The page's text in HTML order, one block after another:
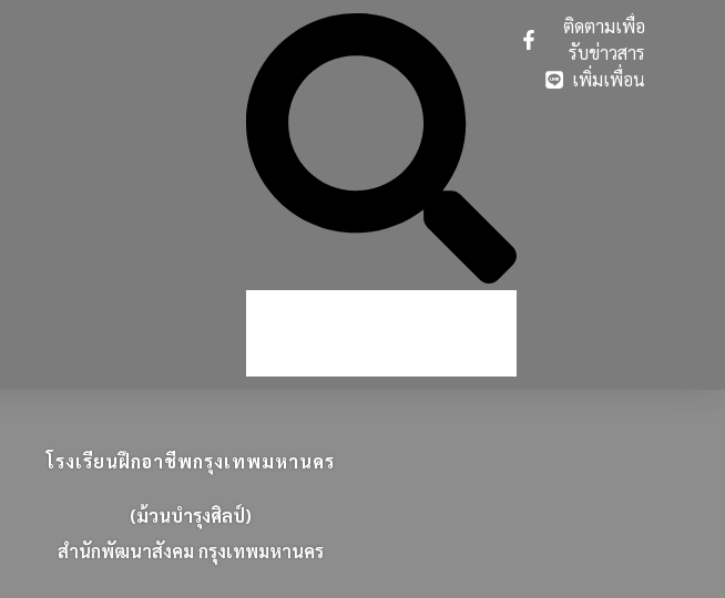
ติดตามเพื่อ
รับข่าวสาร
เพิ่มเพื่อน
โรงเรียนฝึกอาชีพกรุงเทพมหานคร
(ม้วนบำรุงศิลป์)
สนกพฒนาสงคม กรงเทพมหานคร